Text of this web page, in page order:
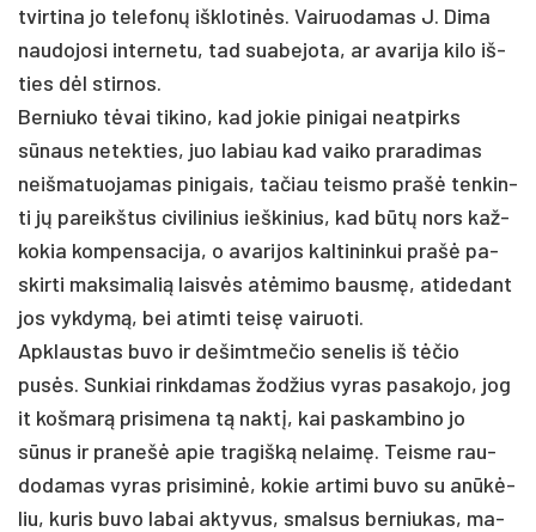
tvir­ti­na jo te­le­fonų išk­lo­tinės. Vai­ruo­da­mas J. Di­ma
nau­do­jo­si in­ter­ne­tu, tad sua­be­jo­ta, ar ava­ri­ja ki­lo iš­
ties dėl stir­nos.
Ber­niu­ko tėvai ti­ki­no, kad jo­kie pi­ni­gai neat­pirks
sūnaus ne­tek­ties, juo la­biau kad vai­ko pra­ra­di­mas
neiš­ma­tuo­ja­mas pi­ni­gais, ta­čiau teis­mo pra­šė ten­kin­
ti jų pa­reikš­tus ci­vi­li­nius ieš­ki­nius, kad būtų nors kaž­
ko­kia kom­pen­sa­ci­ja, o ava­ri­jos kal­ti­nin­kui pra­šė pa­
skir­ti mak­si­ma­lią laisvės at­ėmi­mo bausmę, ati­de­dant
jos vyk­dymą, bei atim­ti teisę vai­ruo­ti.
Apk­laus­tas bu­vo ir de­šimt­me­čio se­ne­lis iš tėčio
pusės. Sun­kiai rink­da­mas žod­žius vy­ras pa­sa­ko­jo, jog
it koš­marą pri­si­me­na tą naktį, kai pa­skam­bi­no jo
sūnus ir pra­nešė apie tra­gišką ne­laimę. Teis­me rau­
do­da­mas vy­ras pri­si­minė, ko­kie ar­ti­mi bu­vo su anūkė­
liu, ku­ris bu­vo la­bai ak­ty­vus, smal­sus ber­niu­kas, ma­